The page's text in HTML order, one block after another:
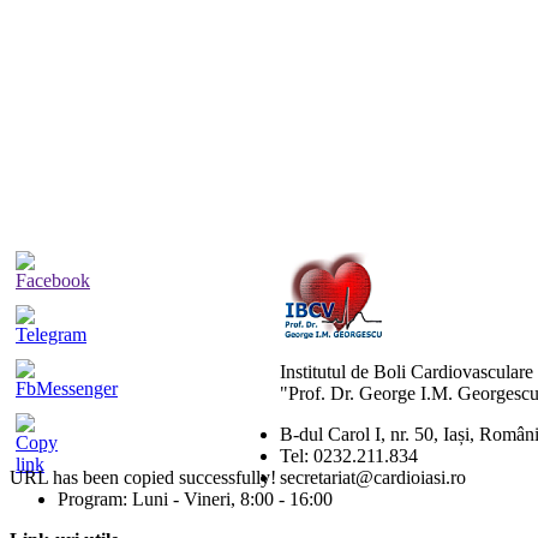
URL has been copied successfully!
Institutul de Boli Cardiovasculare
"Prof. Dr. George I.M.
B-dul Carol I, nr. 50, Iași,
Tel: 0232.211.834
secretariat@cardioiasi.ro
Program: Luni - Vineri, 8:00 - 16:00